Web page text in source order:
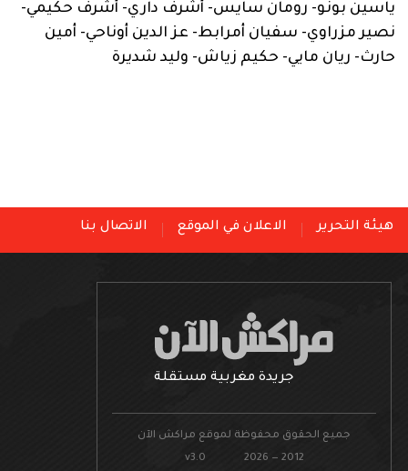
ياسين بونو- رومان سايس- أشرف داري- أشرف حكيمي-
نصير مزراوي- سفيان أمرابط- عز الدين أوناحي- أمين
حارث- ريان مايي- حكيم زياش- وليد شديرة
هيئة التحرير الاعلان في الموقع الاتصال بنا
جريدة مغربية مستقلة
جميع الحقوق محفوظة لموقع مراكش الآن
v3.0 2026 — 2012